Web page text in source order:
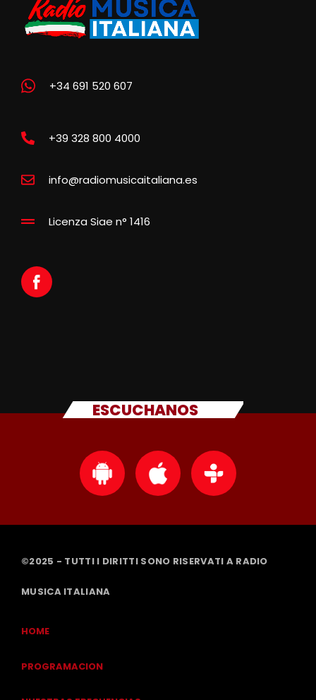
+34 691 520 607
+39 328 800 4000
info@radiomusicaitaliana.es
Licenza Siae n° 1416
ESCUCHANOS
©2025 - TUTTI I DIRITTI SONO RISERVATI A RADIO
MUSICA ITALIANA
HOME
PROGRAMACION